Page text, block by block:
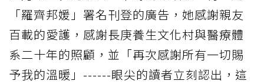
「羅齊邦媛」署名刊登的廣告，她感謝親友
百載的愛護，感謝長庚養生文化村與醫療體
系二十年的照顧，並「再次感謝所有一切賜
予我的溫暖」------眼尖的讀者立刻認出，這